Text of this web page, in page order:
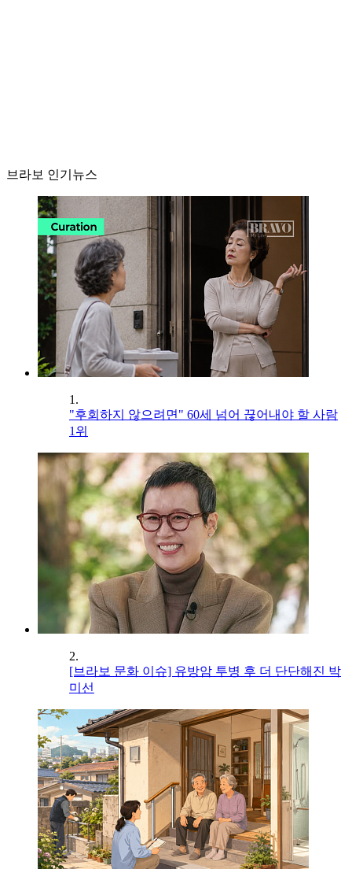
브라보 인기뉴스
1.
"후회하지 않으려면" 60세 넘어 끊어내야 할 사람
1위
2.
[브라보 문화 이슈] 유방암 투병 후 더 단단해진 박
미선